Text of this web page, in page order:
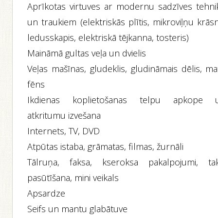
Aprīkotas virtuves ar modernu sadzīves
un traukiem (elektriskās plītis, mikroviļņu
ledusskapis, elektriskā tējkanna, tosteris)
Maināmā gultas veļa un dvielis
Veļas mašīnas, gludeklis, gludināmais dēlis,
fēns
Ikdienas koplietošanas telpu apkope
atkritumu izvešana
Internets, TV, DVD
Atpūtas istaba, grāmatas, filmas, žurnāli
Tālruņa, faksa, kseroksa pakalpojumi,
pasūtīšana, mini veikals
Apsardze
Seifs un mantu glabātuve